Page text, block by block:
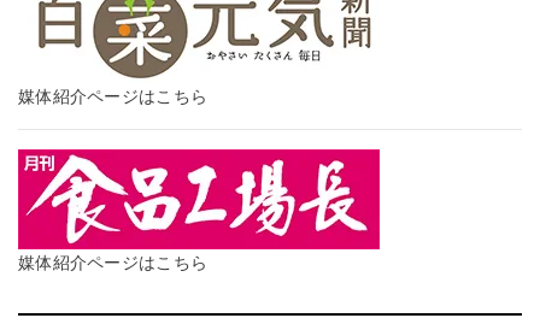
媒体紹介ページはこちら
媒体紹介ページはこちら